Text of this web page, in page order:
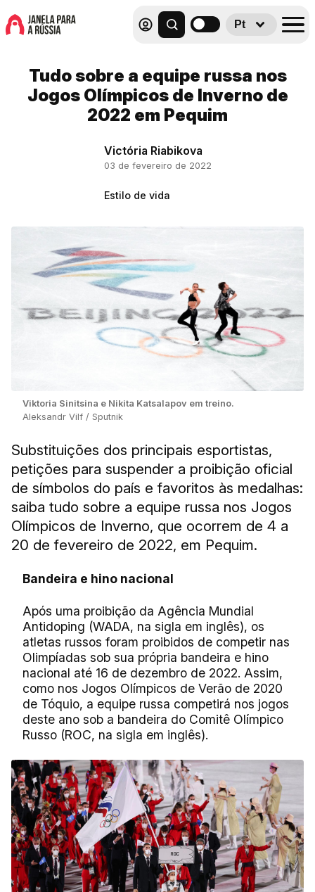
Pt
Tudo sobre a equipe russa nos
Jogos Olímpicos de Inverno de
2022 em Pequim
Victória Riabikova
03 de fevereiro de 2022
Estilo de vida
Viktoria Sinitsina e Nikita Katsalapov em treino.
Aleksandr Vilf / Sputnik
Substituições dos principais esportistas,
petições para suspender a proibição oficial
de símbolos do país e favoritos às medalhas:
saiba tudo sobre a equipe russa nos Jogos
Olímpicos de Inverno, que ocorrem de 4 a
20 de fevereiro de 2022, em Pequim.
Bandeira e hino nacional
Após uma proibição da Agência Mundial
Antidoping (WADA, na sigla em inglês), os
atletas russos foram proibidos de competir nas
Olimpíadas sob sua própria bandeira e hino
nacional até 16 de dezembro de 2022. Assim,
como nos Jogos Olímpicos de Verão de 2020
de Tóquio, a equipe russa competirá nos jogos
deste ano sob a bandeira do Comitê Olímpico
Russo (ROC, na sigla em inglês).